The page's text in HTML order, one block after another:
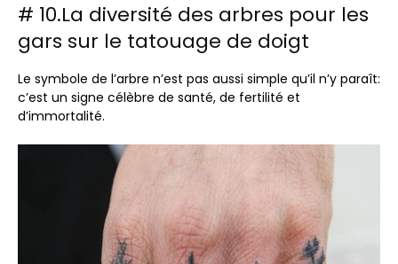
# 10.La diversité des arbres pour les
gars sur le tatouage de doigt
Le symbole de l’arbre n’est pas aussi simple qu’il n’y paraît:
c’est un signe célèbre de santé, de fertilité et
d’immortalité.